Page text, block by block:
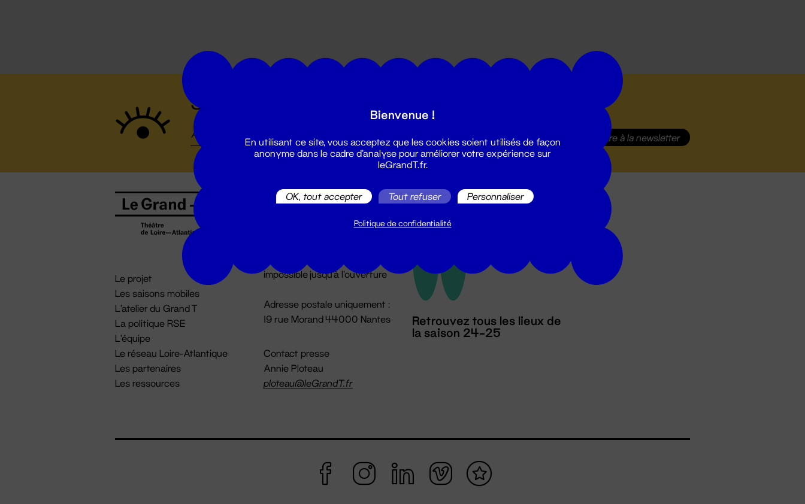
Suivez toutes les actualités du Grand T :
S'inscrire à la newsletter
Le projet
Les saisons mobiles
L'atelier du Grand T
La politique RSE
L'équipe
Le réseau Loire-Atlantique
Les partenaires
Les ressources
Billetterie
billetterie@leGrandT.fr
impossible jusqu'à l'ouverture
Adresse postale uniquement :
19 rue Morand 44000 Nantes
Contact presse
Annie Ploteau
ploteau@leGrandT.fr
Retrouvez tous les lieux de
la saison 24-25
Bienvenue !
En utilisant ce site, vous acceptez que les cookies soient utilisés de façon
anonyme dans le cadre d'analyse pour améliorer votre expérience sur
leGrandT.fr.
OK, tout accepter Tout refuser Personnaliser
Politique de confidentialité